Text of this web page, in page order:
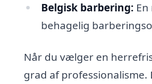
Belgisk barbering:
behagelig
Når du vælger en
grad af